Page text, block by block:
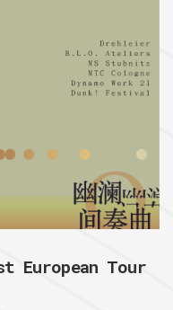
European Tour